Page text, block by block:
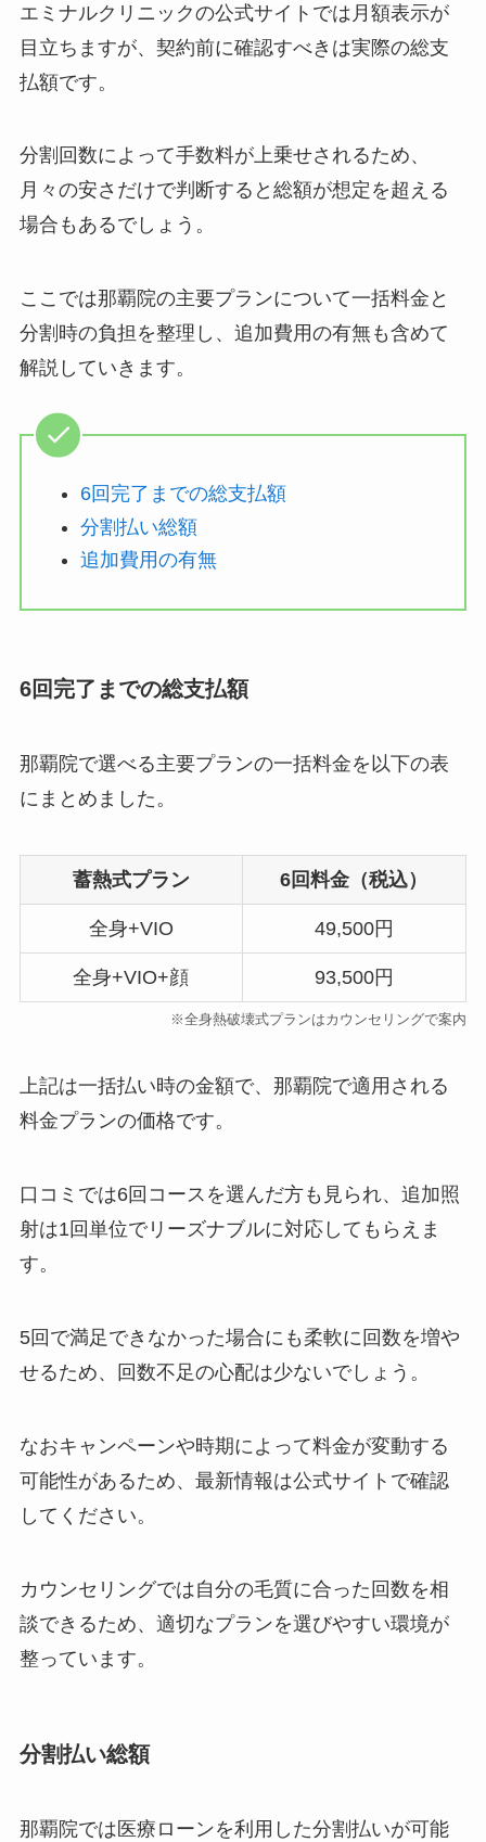
エミナルクリニックの公式サイトでは月額表示が
目立ちますが、契約前に確認すべきは実際の総支
払額です。
分割回数によって手数料が上乗せされるため、
月々の安さだけで判断すると総額が想定を超える
場合もあるでしょう。
ここでは那覇院の主要プランについて一括料金と
分割時の負担を整理し、追加費用の有無も含めて
解説していきます。
6回完了までの総支払額
分割払い総額
追加費用の有無
6回完了までの総支払額
那覇院で選べる主要プランの一括料金を以下の表
にまとめました。
蓄熱式プラン 6回料金（税込）
全身+VIO 49,500円
全身+VIO+顔 93,500円
※全身熱破壊式プランはカウンセリングで案内
上記は一括払い時の金額で、那覇院で適用される
料金プランの価格です。
口コミでは6回コースを選んだ方も見られ、追加照
射は1回単位でリーズナブルに対応してもらえま
す。
5回で満足できなかった場合にも柔軟に回数を増や
せるため、回数不足の心配は少ないでしょう。
なおキャンペーンや時期によって料金が変動する
可能性があるため、最新情報は公式サイトで確認
してください。
カウンセリングでは自分の毛質に合った回数を相
談できるため、適切なプランを選びやすい環境が
整っています。
分割払い総額
那覇院では医療ローンを利用した分割払いが可能